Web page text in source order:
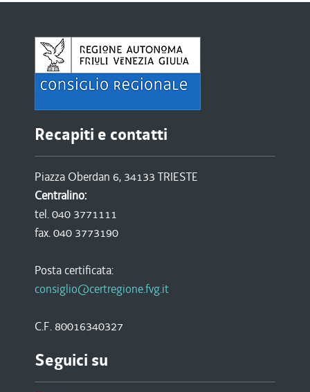
Recapiti e contatti
Piazza Oberdan 6, 34133 TRIESTE
Centralino:
tel. 040 3771111
fax. 040 3773190
Posta certificata:
consiglio@certregione.fvg.it
C.F. 80016340327
Seguici su